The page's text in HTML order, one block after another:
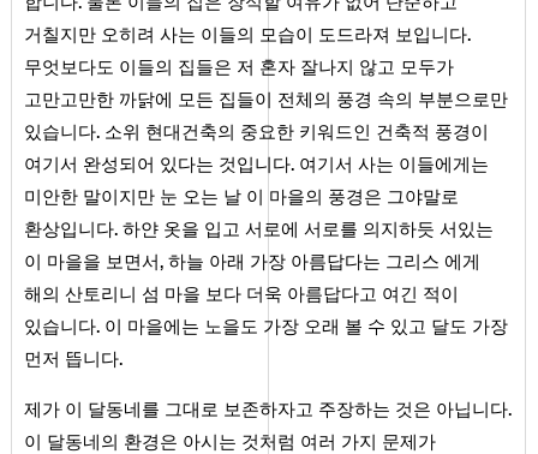
거칠지만 오히려 사는 이들의 모습이 도드라져 보입니다.
무엇보다도 이들의 집들은 저 혼자 잘나지 않고 모두가
고만고만한 까닭에 모든 집들이 전체의 풍경 속의 부분으로만
있습니다. 소위 현대건축의 중요한 키워드인 건축적 풍경이
여기서 완성되어 있다는 것입니다. 여기서 사는 이들에게는
미안한 말이지만 눈 오는 날 이 마을의 풍경은 그야말로
환상입니다. 하얀 옷을 입고 서로에 서로를 의지하듯 서있는
이 마을을 보면서, 하늘 아래 가장 아름답다는 그리스 에게
해의 산토리니 섬 마을 보다 더욱 아름답다고 여긴 적이
있습니다. 이 마을에는 노을도 가장 오래 볼 수 있고 달도 가장
먼저 뜹니다.
제가 이 달동네를 그대로 보존하자고 주장하는 것은 아닙니다.
이 달동네의 환경은 아시는 것처럼 여러 가지 문제가